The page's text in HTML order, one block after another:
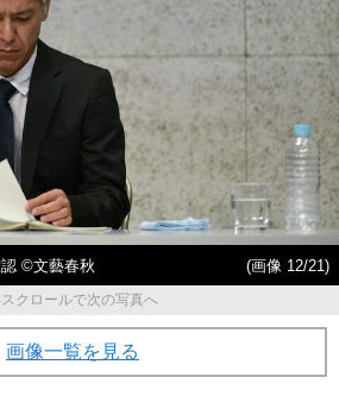
©文藝春秋
(画像 12/21)
クロールで次の写真へ
画像一覧を見る